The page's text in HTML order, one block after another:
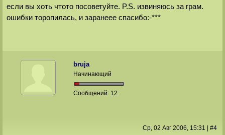
если вы хоть чтото посоветуйте. P.S. извиняюсь за грам.
ошибки торопилась, и заранеее спасибо:-***
bruja
Начинающий
Сообщений: 12
Ср, 02 Авг 2006, 15:31 #4